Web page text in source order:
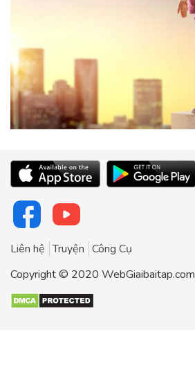
Liên hệ Truyện Công Cụ
Copyright © 2020 WebGiaibaitap.com